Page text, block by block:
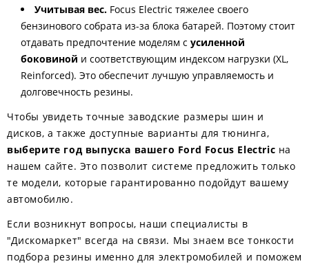
Учитывая вес. Focus Electric тяжелее своего
бензинового собрата из-за блока батарей. Поэтому стоит
отдавать предпочтение моделям с усиленной
боковиной и соответствующим индексом нагрузки (XL,
Reinforced). Это обеспечит лучшую управляемость и
долговечность резины.
Чтобы увидеть точные заводские размеры шин и
дисков, а также доступные варианты для тюнинга,
выберите год выпуска вашего Ford Focus Electric на
нашем сайте. Это позволит системе предложить только
те модели, которые гарантированно подойдут вашему
автомобилю.
Если возникнут вопросы, наши специалисты в
"Дискомаркет" всегда на связи. Мы знаем все тонкости
подбора резины именно для электромобилей и поможем